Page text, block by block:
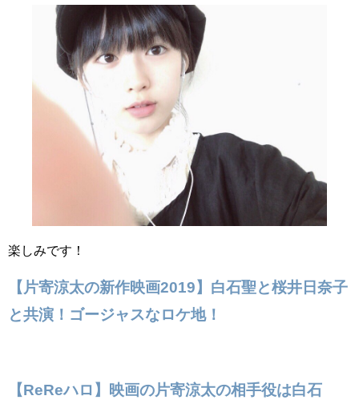
楽しみです！
【片寄涼太の新作映画2019】白石聖と桜井日奈子
と共演！ゴージャスなロケ地！
【ReReハロ】映画の片寄涼太の相手役は白石